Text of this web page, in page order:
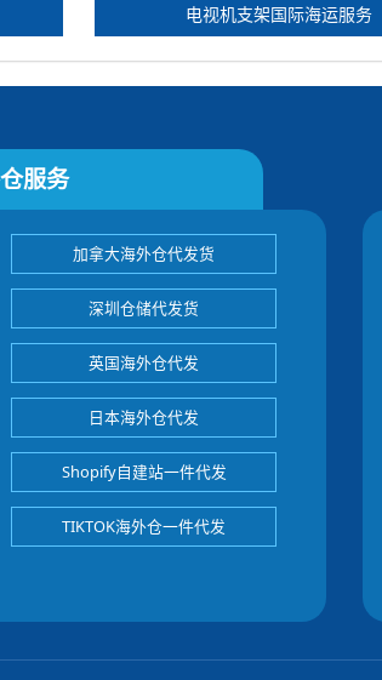
电视机支架国际海运服务
服务
加拿大海外仓代发货
深圳仓储代发货
英国海外仓代发
日本海外仓代发
Shopify自建站一件代发
TIKTOK海外仓一件代发